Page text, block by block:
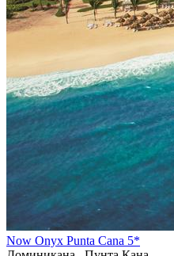
Now Onyx Punta Cana 5*